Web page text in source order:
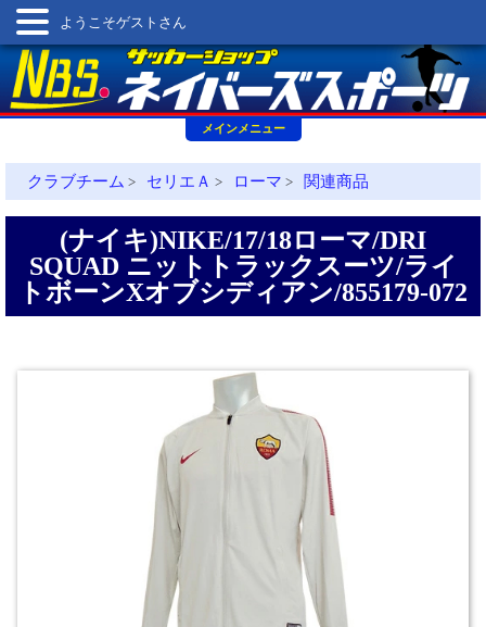
メインメニュー
ようこそゲストさん
クラブチーム > セリエＡ > ローマ > 関連商品
(ナイキ)NIKE/17/18ローマ/DRI
SQUAD ニットトラックスーツ/ライ
トボーンXオブシディアン/855179-072